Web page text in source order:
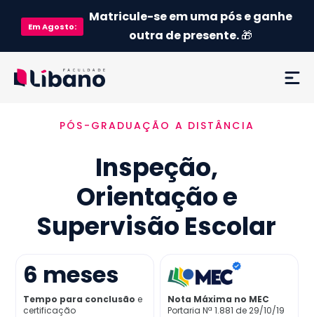
EmAgosto:
Matricule-se em uma pós e ganhe
outra de presente.🎁
Ementa
Como funciona
Credenciamento MEC
Já sou aluno
PÓS-GRADUAÇÃO A DISTÂNCIA
Inspeção,
Orientação e
Supervisão Escolar
6 meses
Tempo para conclusão e
certificação
Nota Máxima no MEC
Portaria Nª 1.881 de 29/10/19